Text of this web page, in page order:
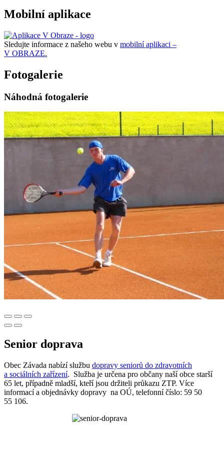
Mobilní aplikace
Sledujte informace z našeho webu v mobilní aplikaci –
V OBRAZE.
Fotogalerie
Náhodná fotogalerie
Senior doprava
Obec Závada nabízí službu dopravy seniorů do zdravotních
a sociálních zařízení. Služba je určena pro občany naší obce starší
65 let, případně mladší, kteří jsou držiteli průkazu ZTP. Více
informací a objednávky dopravy na OÚ, telefonní číslo: 59 50
55 106.